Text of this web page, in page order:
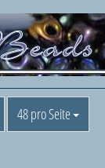
48 pro Seite
pro Seite